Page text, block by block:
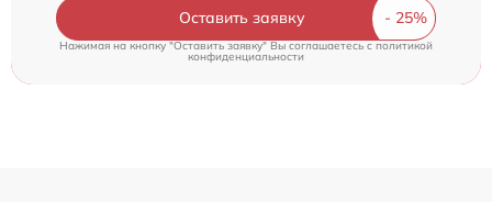
Оставить заявку
Нажимая на кнопку "Оставить заявку" Вы соглашаетесь cполитикой
конфиденциальности